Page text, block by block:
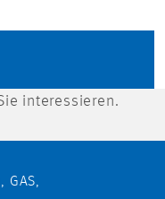
interessieren.
GAS,